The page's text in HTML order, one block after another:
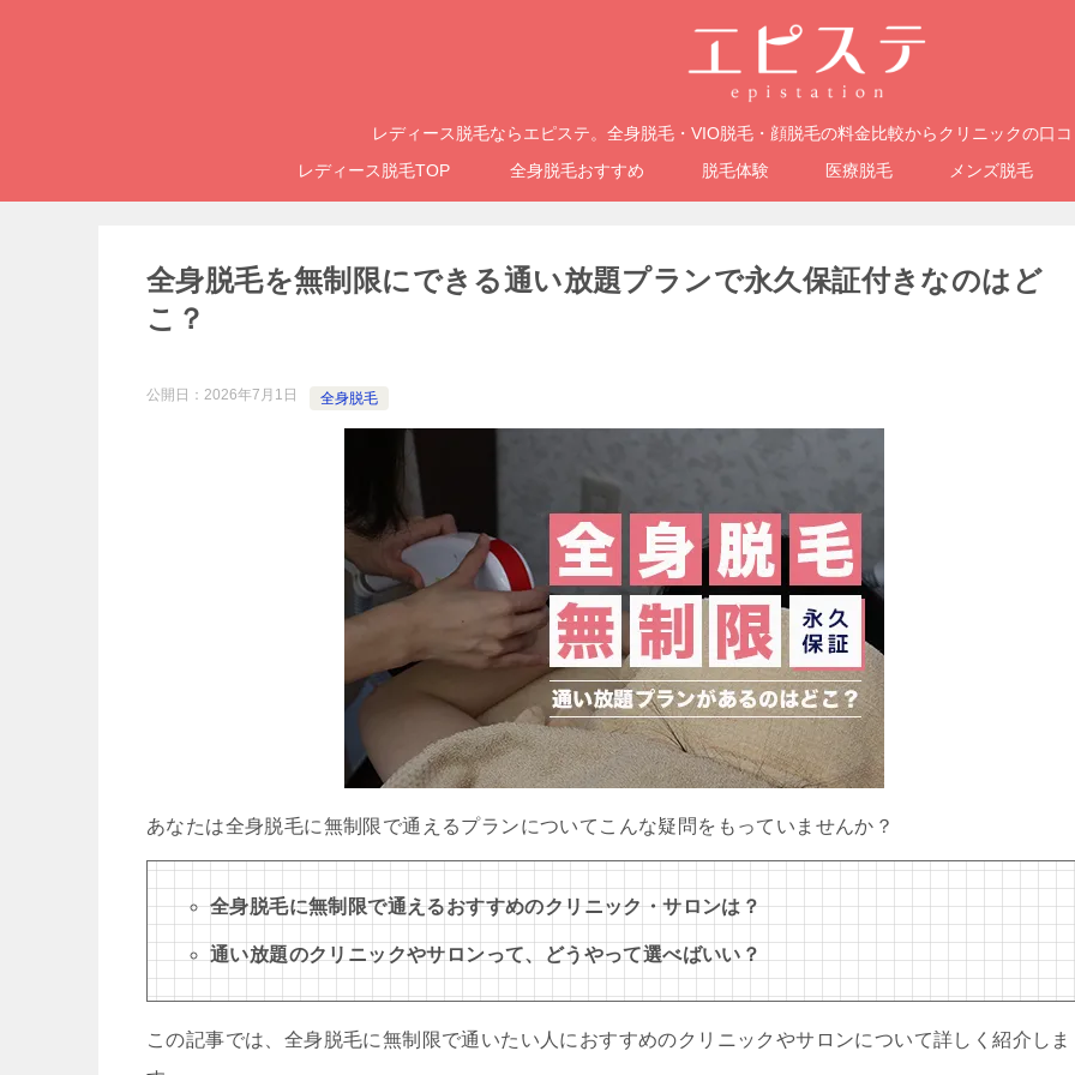
レディース脱毛ならエピステ。全身脱毛・VIO脱毛・顔脱毛の料金比較からクリニックの口
レディース脱毛TOP
全身脱毛おすすめ 脱毛体験 医療脱毛 メンズ脱毛
全身脱毛を無制限にできる通い放題プランで永久保証付きなのはど
こ？
公開日： 2026年7月1日 全身脱毛
あなたは全身脱毛に無制限で通えるプランについてこんな疑問をもっていませんか？
全身脱毛に無制限で通えるおすすめのクリニック・サロンは？
通い放題のクリニックやサロンって、どうやって選べばいい？
この記事では、全身脱毛に無制限で通いたい人におすすめのクリニックやサロンについて詳しく紹介しま